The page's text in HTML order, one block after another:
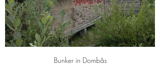
Bunker in Dombås